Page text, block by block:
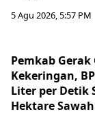
5 Agu 2026, 5:57 PM
Pemkab Gerak
Kekeringan,
Liter per Detik
Hektare